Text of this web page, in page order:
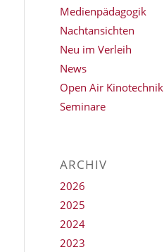
Medienpädagogik
Nachtansichten
Neu im Verleih
News
Open Air Kinotechnik
Seminare
ARCHIV
2026
2025
2024
2023